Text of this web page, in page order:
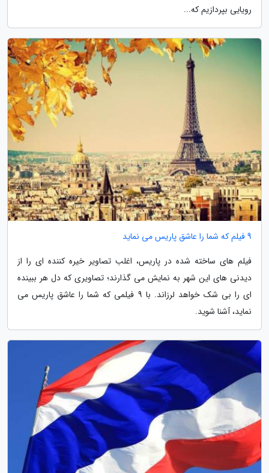
رویایی بپردازیم که...
9 فیلم که شما را عاشق پاریس می نماید
فیلم های ساخته شده در پاریس، اغلب تصاویر خیره کننده ای را از
دیدنی های این شهر به نمایش می گذارند؛ تصاویری که دل هر ببینده
ای را بی شک خواهد لرزاند. با 9 فیلمی که شما را عاشق پاریس می
نماید، آشنا شوید.